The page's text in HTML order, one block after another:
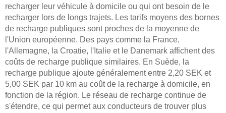
recharger leur véhicule à domicile ou qui ont besoin de le
recharger lors de longs trajets. Les tarifs moyens des bornes
de recharge publiques sont proches de la moyenne de
l'Union européenne. Des pays comme la France,
l'Allemagne, la Croatie, l'Italie et le Danemark affichent des
coûts de recharge publique similaires. En Suède, la
recharge publique ajoute généralement entre 2,20 SEK et
5,00 SEK par 10 km au coût de la recharge à domicile, en
fonction de la région. Le réseau de recharge continue de
s'étendre, ce qui permet aux conducteurs de trouver plus